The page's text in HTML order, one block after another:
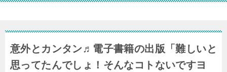
意外とカンタン♬電子書籍の出版「難しいと
思ってたんでしょ！そんなコトないですヨ